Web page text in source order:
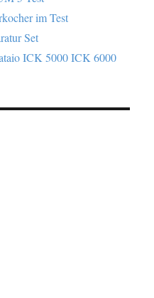
im Test
Set
ICK 5000 ICK 6000